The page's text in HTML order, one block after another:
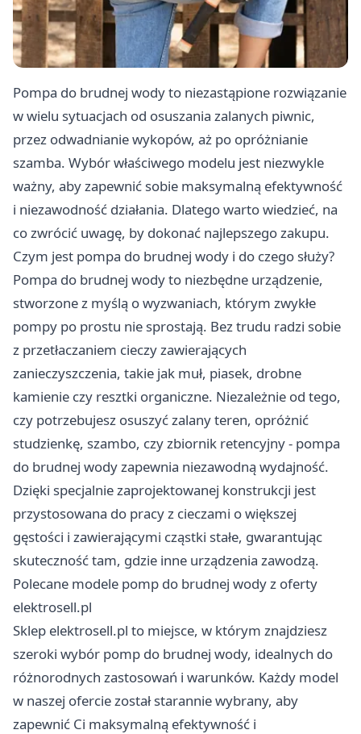
Pompa do brudnej wody to niezastąpione rozwiązanie
w wielu sytuacjach od osuszania zalanych piwnic,
przez odwadnianie wykopów, aż po opróżnianie
szamba. Wybór właściwego modelu jest niezwykle
ważny, aby zapewnić sobie maksymalną efektywność
i niezawodność działania. Dlatego warto wiedzieć, na
co zwrócić uwagę, by dokonać najlepszego zakupu.
Czym jest pompa do brudnej wody i do czego służy?
Pompa do brudnej wody to niezbędne urządzenie,
stworzone z myślą o wyzwaniach, którym zwykłe
pompy po prostu nie sprostają. Bez trudu radzi sobie
z przetłaczaniem cieczy zawierających
zanieczyszczenia, takie jak muł, piasek, drobne
kamienie czy resztki organiczne. Niezależnie od tego,
czy potrzebujesz osuszyć zalany teren, opróżnić
studzienkę, szambo, czy zbiornik retencyjny - pompa
do brudnej wody zapewnia niezawodną wydajność.
Dzięki specjalnie zaprojektowanej konstrukcji jest
przystosowana do pracy z cieczami o większej
gęstości i zawierającymi cząstki stałe, gwarantując
skuteczność tam, gdzie inne urządzenia zawodzą.
Polecane modele pomp do brudnej wody z oferty
elektrosell.pl
Sklep elektrosell.pl to miejsce, w którym znajdziesz
szeroki wybór pomp do brudnej wody, idealnych do
różnorodnych zastosowań i warunków. Każdy model
w naszej ofercie został starannie wybrany, aby
zapewnić Ci maksymalną efektywność i